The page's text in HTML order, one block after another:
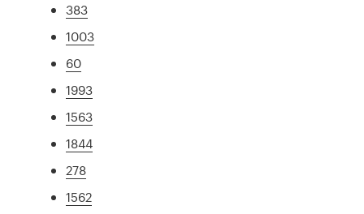
383
1003
60
1993
1563
1844
278
1562